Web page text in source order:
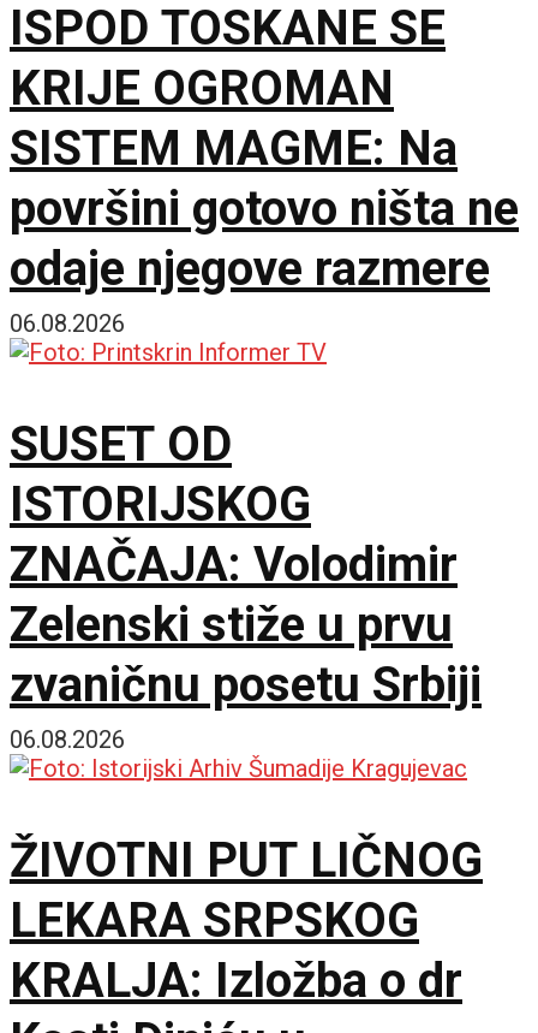
ISPOD TOSKANE SE
KRIJE OGROMAN
SISTEM MAGME: Na
površini gotovo ništa ne
odaje njegove razmere
06.08.2026
SUSET OD
ISTORIJSKOG
ZNAČAJA: Volodimir
Zelenski stiže u prvu
zvaničnu posetu Srbiji
06.08.2026
ŽIVOTNI PUT LIČNOG
LEKARA SRPSKOG
KRALJA: Izložba o dr